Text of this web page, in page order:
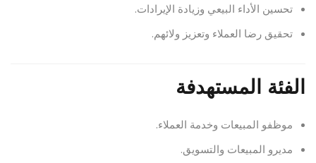
تحسين الأداء البيعي وزيادة الإيرادات.
تحقيق رضا العملاء وتعزيز ولائهم.
الفئة المستهدفة
موظفو المبيعات وخدمة العملاء.
مديرو المبيعات والتسويق.